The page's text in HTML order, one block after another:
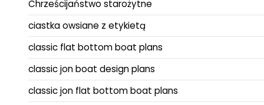
Chrześcijaństwo starożytne
ciastka owsiane z etykietą
classic flat bottom boat plans
classic jon boat design plans
classic jon flat bottom boat plans